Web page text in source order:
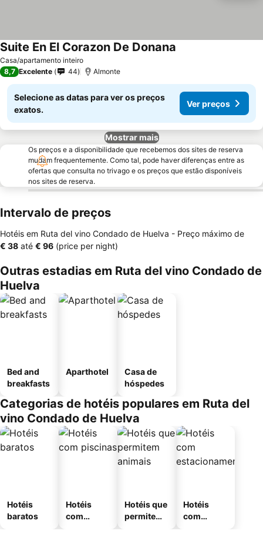
Casa/apartamento inteiro
Suite En El Corazon De Donana
8,7 Excelente 44 Almonte
Selecione as datas para ver os preços
exatos.
Ver preços
Mostrar mais
Os preços e a disponibilidade que recebemos dos sites de reserva
mudam frequentemente. Como tal, pode haver diferenças entre as
ofertas que consulta no trivago e os preços que estão disponíveis
nos sites de reserva.
Intervalo de preços
Hotéis em Ruta del vino Condado de Huelva - Preço máximo de
‎€ 38 até ‎€ 96 (price per night)
Outras estadias em Ruta del vino Condado de
Huelva
Bed and
breakfasts
Aparthotel
Casa de
hóspedes
Categorias de hotéis populares em Ruta del
vino Condado de Huelva
Hotéis
baratos
Hotéis
com
Hotéis que
permitem
Hotéis
com